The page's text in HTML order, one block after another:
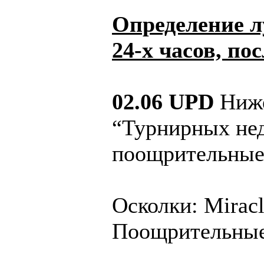
Определение
24-х часов,
02.06 UPD
“Турнирных
Осколки: